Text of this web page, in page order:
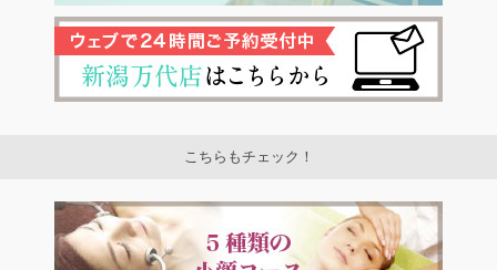
こちらもチェック！